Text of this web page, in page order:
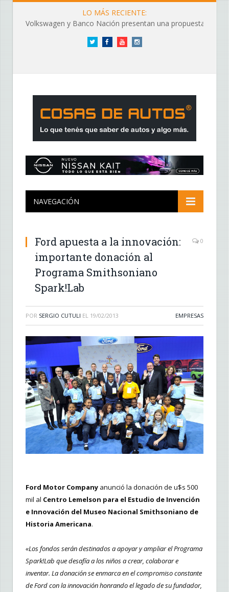
LO MÁS RECIENTE:
Volkswagen y Banco Nación presentan una propuesta de financiación
Twitter FacebookYouTubeInstagram
NAVEGACIÓN
Ford apuesta a la innovación:
importante donación al
Programa Smithsoniano
Spark!Lab
0
POR SERGIO CUTULI EL 19/02/2013 EMPRESAS
Ford Motor Company anunció la donación de u$s 500
mil al Centro Lemelson para el Estudio de Invención
e Innovación del Museo Nacional Smithsoniano de
Historia Americana.
«Los fondos serán destinados a apoyar y ampliar el Programa
Spark!Lab que desafía a los niños a crear, colaborar e
inventar. La donación se enmarca en el compromiso constante
de Ford con la innovación honrando el legado de su fundador,